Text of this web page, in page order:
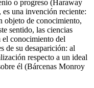
o progreso (Haraway
una invención reciente:
objeto de conocimiento,
sentido, las ciencias
el conocimiento del
de su desaparición: al
respecto a un ideal
él (Bárcenas Monroy